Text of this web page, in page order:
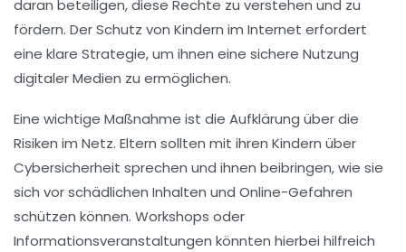
daran beteiligen, diese Rechte zu verstehen und zu
fördern. Der Schutz von Kindern im Internet erfordert
eine klare Strategie, um ihnen eine sichere Nutzung
digitaler Medien zu ermöglichen.
Eine wichtige Maßnahme ist die Aufklärung über die
Risiken im Netz. Eltern sollten mit ihren Kindern über
Cybersicherheit sprechen und ihnen beibringen, wie sie
sich vor schädlichen Inhalten und Online-Gefahren
schützen können. Workshops oder
Informationsveranstaltungen könnten hierbei hilfreich